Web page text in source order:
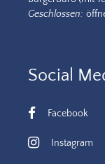
Klicken, um
Geschlossen:
Social
Facebook
Instagram